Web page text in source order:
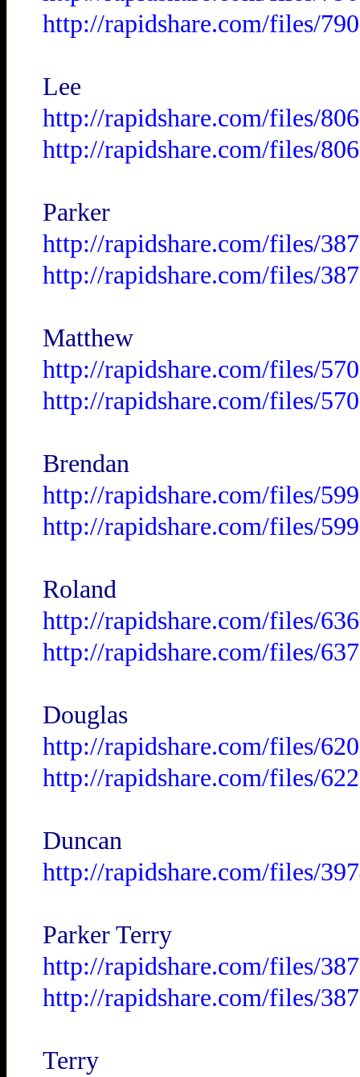
http://rapidshare.com/files/
Lee
http://rapidshare.com/files/
http://rapidshare.com/files/
Parker
http://rapidshare.com/files/
http://rapidshare.com/files/
Matthew
http://rapidshare.com/files/
http://rapidshare.com/files/
Brendan
http://rapidshare.com/files/
http://rapidshare.com/files/
Roland
http://rapidshare.com/files/
http://rapidshare.com/files/
Douglas
http://rapidshare.com/files/
http://rapidshare.com/files/
Duncan
http://rapidshare.com/files/
Parker Terry
http://rapidshare.com/files/
http://rapidshare.com/files/
Terry